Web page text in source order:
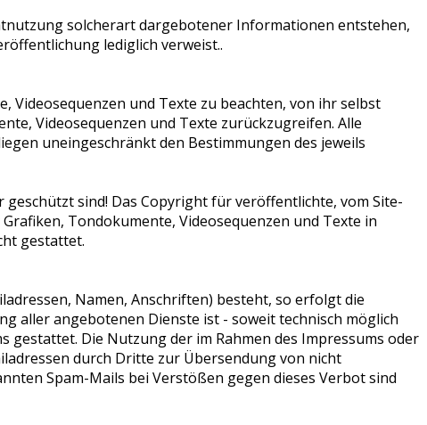
solcherart dargebotener Informationen entstehen,
lediglich verweist..
und Texte zu beachten, von ihr selbst
Videosequenzen und Texte zurückzugreifen. Alle
uneingeschränkt den Bestimmungen des jeweils
sind! Das Copyright für veröffentlichte, vom Site-
Tondokumente, Videosequenzen und Texte in
gestattet.
Namen, Anschriften) besteht, so erfolgt die
aller angebotenen Dienste ist - soweit technisch möglich
gestattet. Die Nutzung der im Rahmen des Impressums oder
durch Dritte zur Übersendung von nicht
Spam-Mails bei Verstößen gegen dieses Verbot sind